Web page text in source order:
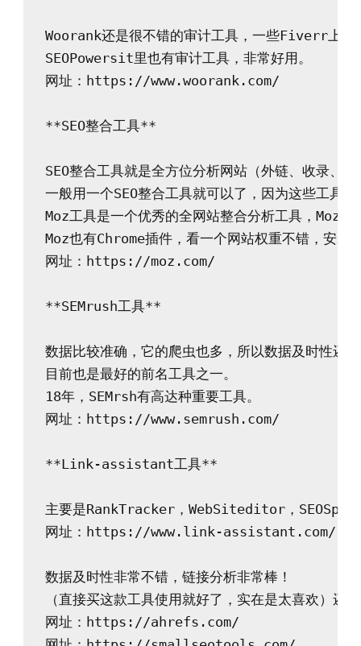
Woorank还是很不错的审计工具，一些Fiverr上的
SEOPowersit里也有审计工具，非常好用。
网址：https://www.woorank.com/
**SEO整合工具**
SEO整合工具就是全方位分析网站（外链、收录、
一般用一个SEO整合工具就可以了，因为这些工具
Moz工具是一个优秀的全网站整合分析工具，Moz
Moz也有Chrome插件，看一个网站权重不错，安装
网址：https://moz.com/
**SEMrush工具**
数据比较准确，它的爬虫也多，所以数据及时性还
目前也是最好的前名工具之一。
18年，SEMrsh有高达种重要工具。
网址：https://www.semrush.com/
**Link-assistant工具**
主要是RankTracker，WebSiteditor，
网址：https://www.link-assistant.com/
数据及时性非常不错，链接分析非常棒！
（直接买这款工具使用就好了，实在是太喜欢）还
网址：https://ahrefs.com/